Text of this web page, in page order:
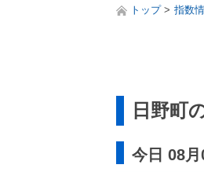
トップ 指数
日野町
今日 08月